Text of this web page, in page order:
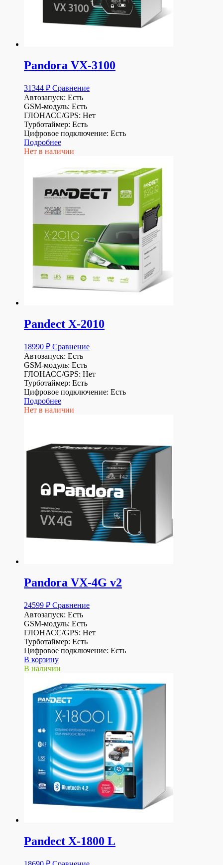
Pandora VX-3100
31344 ₽ Сравнение
Автозапуск: Есть
GSM-модуль: Есть
ГЛОНАСС/GPS: Нет
Турботаймер: Есть
Цифровое подключение: Есть
Подробнее
Нет в наличии
Pandect X-2010
18990 ₽ Сравнение
Автозапуск: Есть
GSM-модуль: Есть
ГЛОНАСС/GPS: Нет
Турботаймер: Есть
Цифровое подключение: Есть
Подробнее
Нет в наличии
Pandora VX-4G v2
24599 ₽ Сравнение
Автозапуск: Есть
GSM-модуль: Есть
ГЛОНАСС/GPS: Нет
Турботаймер: Есть
Цифровое подключение: Есть
В корзину
В наличии
Pandect X-1800 L